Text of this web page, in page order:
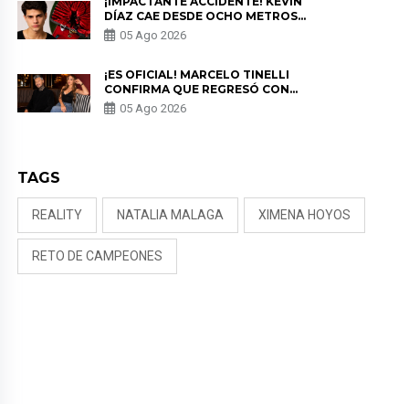
DÍAZ CAE DESDE OCHO METROS
EN “ESTO ES GUERRA” Y GENERA
PREOCUPACIÓN
05 Ago 2026
¡ES OFICIAL! MARCELO TINELLI
CONFIRMA QUE REGRESÓ CON
MILETT FIGUEROA: “EL AMOR
PUDO MÁS”
05 Ago 2026
TAGS
REALITY NATALIA MALAGA XIMENA HOYOS
RETO DE CAMPEONES